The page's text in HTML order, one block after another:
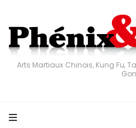
Arts Martiaux Chinois, Kung Fu,